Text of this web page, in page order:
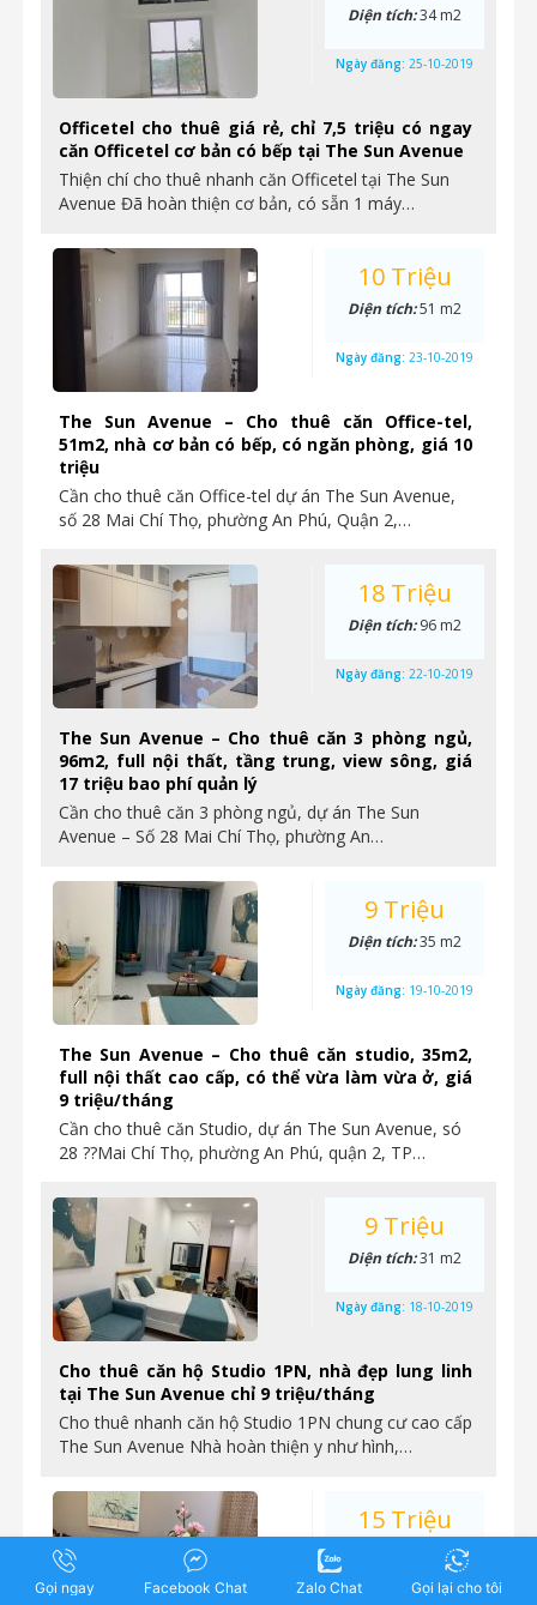
Officetel cho thuê giá rẻ, chỉ 7,5 triệu có ngay
căn Officetel cơ bản có bếp tại The Sun Avenue
Thiện chí cho thuê nhanh căn Officetel tại The Sun
Avenue Đã hoàn thiện cơ bản, có sẵn 1 máy…
Diện tích:34 m2
Ngày đăng: 25-10-2019
The Sun Avenue – Cho thuê căn Office-tel,
51m2, nhà cơ bản có bếp, có ngăn phòng, giá 10
triệu
Cần cho thuê căn Office-tel dự án The Sun Avenue,
số 28 Mai Chí Thọ, phường An Phú, Quận 2,…
10 Triệu
Diện tích:51 m2
Ngày đăng: 23-10-2019
The Sun Avenue – Cho thuê căn 3 phòng ngủ,
96m2, full nội thất, tầng trung, view sông, giá
17 triệu bao phí quản lý
Cần cho thuê căn 3 phòng ngủ, dự án The Sun
Avenue – Số 28 Mai Chí Thọ, phường An…
18 Triệu
Diện tích:96 m2
Ngày đăng: 22-10-2019
The Sun Avenue – Cho thuê căn studio, 35m2,
full nội thất cao cấp, có thể vừa làm vừa ở, giá
9 triệu/tháng
Cần cho thuê căn Studio, dự án The Sun Avenue, só
28 ??Mai Chí Thọ, phường An Phú, quận 2, TP…
9 Triệu
Diện tích:35 m2
Ngày đăng: 19-10-2019
Cho thuê căn hộ Studio 1PN, nhà đẹp lung linh
tại The Sun Avenue chỉ 9 triệu/tháng
Cho thuê nhanh căn hộ Studio 1PN chung cư cao cấp
The Sun Avenue Nhà hoàn thiện y như hình,…
9 Triệu
Diện tích:31 m2
Ngày đăng: 18-10-2019
15 Triệu
76 m2
15-10-2019
Gọi ngay Facebook Chat Zalo Chat Gọi lại cho tôi